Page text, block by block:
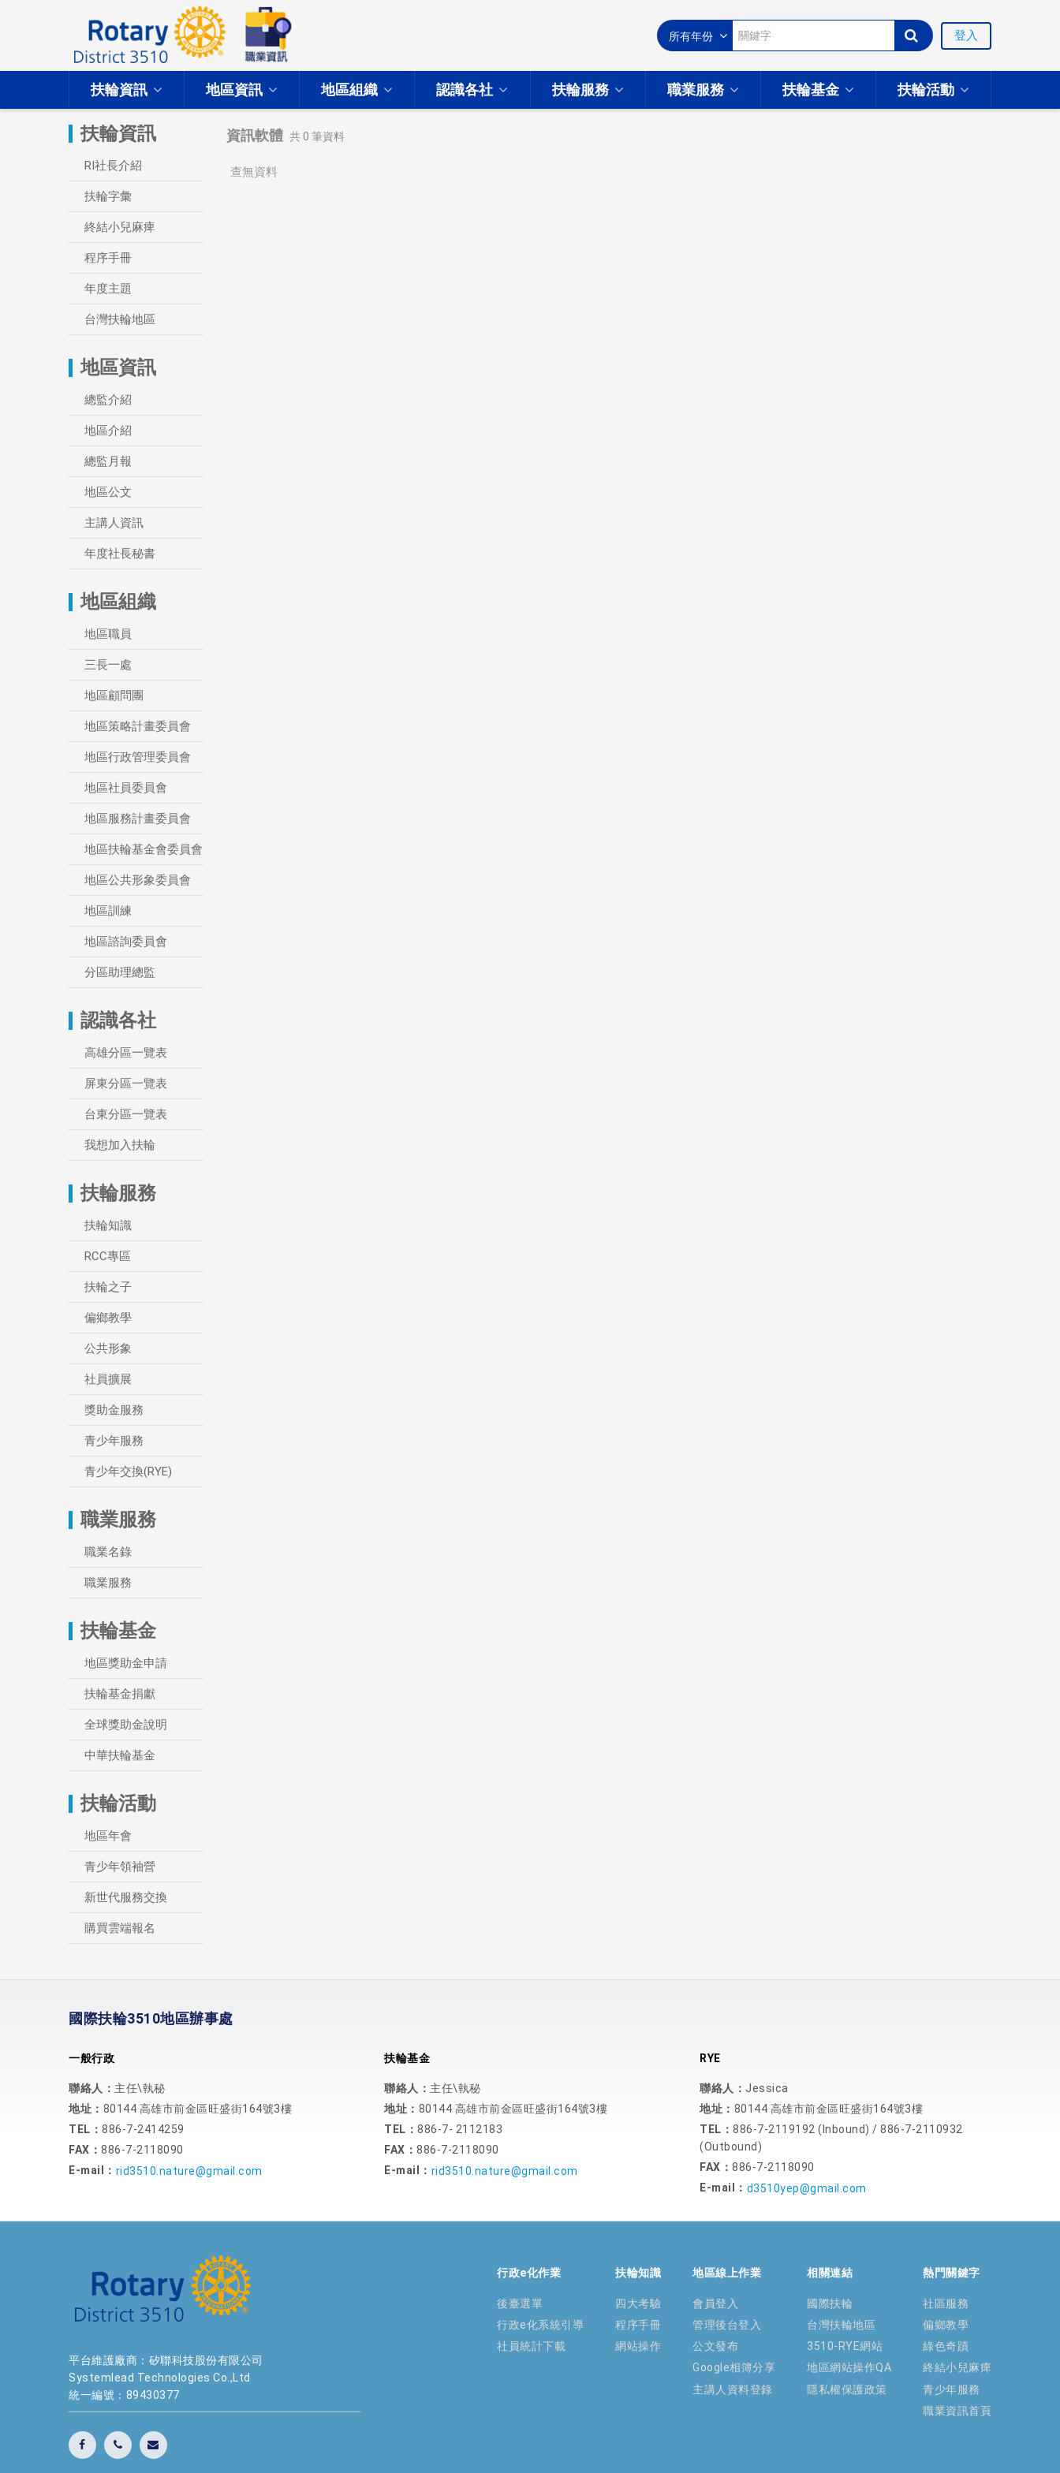
登入
扶輪資訊 地區資訊 地區組織 認識各社 扶輪服務 職業服務 扶輪基金 扶輪活動
扶輪資訊
RI社長介紹
扶輪字彙
終結小兒麻痺
程序手冊
年度主題
台灣扶輪地區
地區資訊
總監介紹
地區介紹
總監月報
地區公文
主講人資訊
年度社長秘書
地區組織
地區職員
三長一處
地區顧問團
地區策略計畫委員會
地區行政管理委員會
地區社員委員會
地區服務計畫委員會
地區扶輪基金會委員會
地區公共形象委員會
地區訓練
地區諮詢委員會
分區助理總監
認識各社
高雄分區一覽表
屏東分區一覽表
台東分區一覽表
我想加入扶輪
扶輪服務
扶輪知識
RCC專區
扶輪之子
偏鄉教學
公共形象
社員擴展
獎助金服務
青少年服務
青少年交換(RYE)
職業服務
職業名錄
職業服務
扶輪基金
地區獎助金申請
扶輪基金捐獻
全球獎助金說明
中華扶輪基金
扶輪活動
地區年會
青少年領袖營
新世代服務交換
購買雲端報名
資訊軟體 共0 筆資料
查無資料
國際扶輪3510地區辦事處
一般行政
聯絡人： 主任\執秘
地址： 80144 高雄市前金區旺盛街164號3樓
TEL： 886-7-2414259
FAX： 886-7-2118090
E-mail： rid3510.nature@gmail.com
扶輪基金
聯絡人： 主任\執秘
地址： 80144 高雄市前金區旺盛街164號3樓
TEL： 886-7- 2112183
FAX： 886-7-2118090
E-mail： rid3510.nature@gmail.com
RYE
聯絡人： Jessica
地址： 80144 高雄市前金區旺盛街164號3樓
TEL： 886-7-2119192 (Inbound) / 886-7-2110932
(Outbound)
FAX： 886-7-2118090
E-mail： d3510yep@gmail.com
平台維護廠商：矽聯科技股份有限公司
Systemlead Technologies Co.,Ltd
統一編號：89430377
熱門關鍵字
社區服務
偏鄉教學
綠色奇蹟
終結小兒麻痺
青少年服務
職業資訊首頁
相關連結
國際扶輪
台灣扶輪地區
3510-RYE網站
地區網站操作QA
隱私權保護政策
地區線上作業
會員登入
管理後台登入
公文發布
Google相簿分享
主講人資料登錄
扶輪知識
四大考驗
程序手冊
網站操作
行政e化作業
後臺選單
行政e化系統引導
社員統計下載